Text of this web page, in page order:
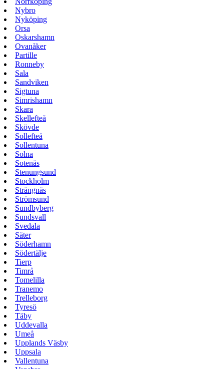
Nybro
Nyköping
Orsa
Oskarshamn
Ovanåker
Partille
Ronneby
Sala
Sandviken
Sigtuna
Simrishamn
Skara
Skellefteå
Skövde
Sollefteå
Sollentuna
Solna
Sotenäs
Stenungsund
Stockholm
Strängnäs
Strömsund
Sundbyberg
Sundsvall
Svedala
Säter
Söderhamn
Södertälje
Tierp
Timrå
Tomelilla
Tranemo
Trelleborg
Tyresö
Täby
Uddevalla
Umeå
Upplands Väsby
Uppsala
Vallentuna